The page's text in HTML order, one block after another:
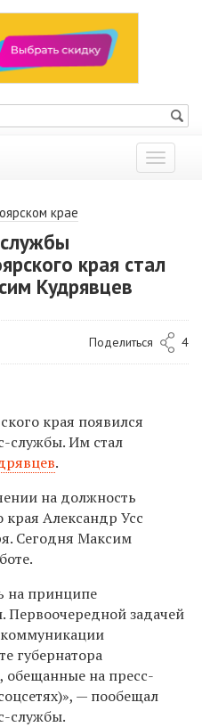
Показать
меню
крае
края стал
Кудрявцев
Поделиться 4
края появился
службы. Им стал
.
на должность
края Александр Усс
Сегодня Максим
на принципе
Первоочередной задачей
коммуникации
губернатора
обещанные на пресс-
— пообещал
службы.